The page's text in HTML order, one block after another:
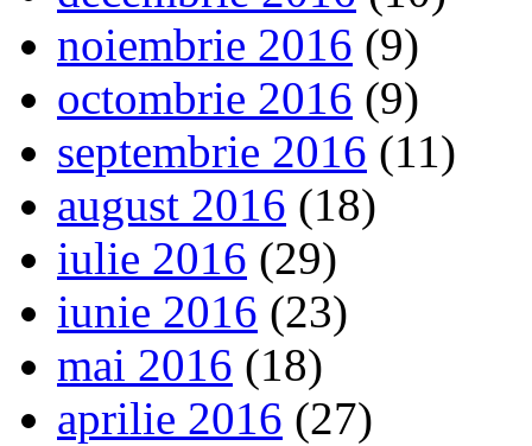
noiembrie 2016 (9)
octombrie 2016 (9)
septembrie 2016 (11)
august 2016 (18)
iulie 2016 (29)
iunie 2016 (23)
mai 2016 (18)
aprilie 2016 (27)